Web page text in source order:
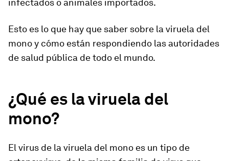
infectados o animales importados.
Esto es lo que hay que saber sobre la viruela del
mono y cómo están respondiendo las autoridades
de salud pública de todo el mundo.
¿Qué es la viruela del
mono?
El virus de la viruela del mono es un tipo de